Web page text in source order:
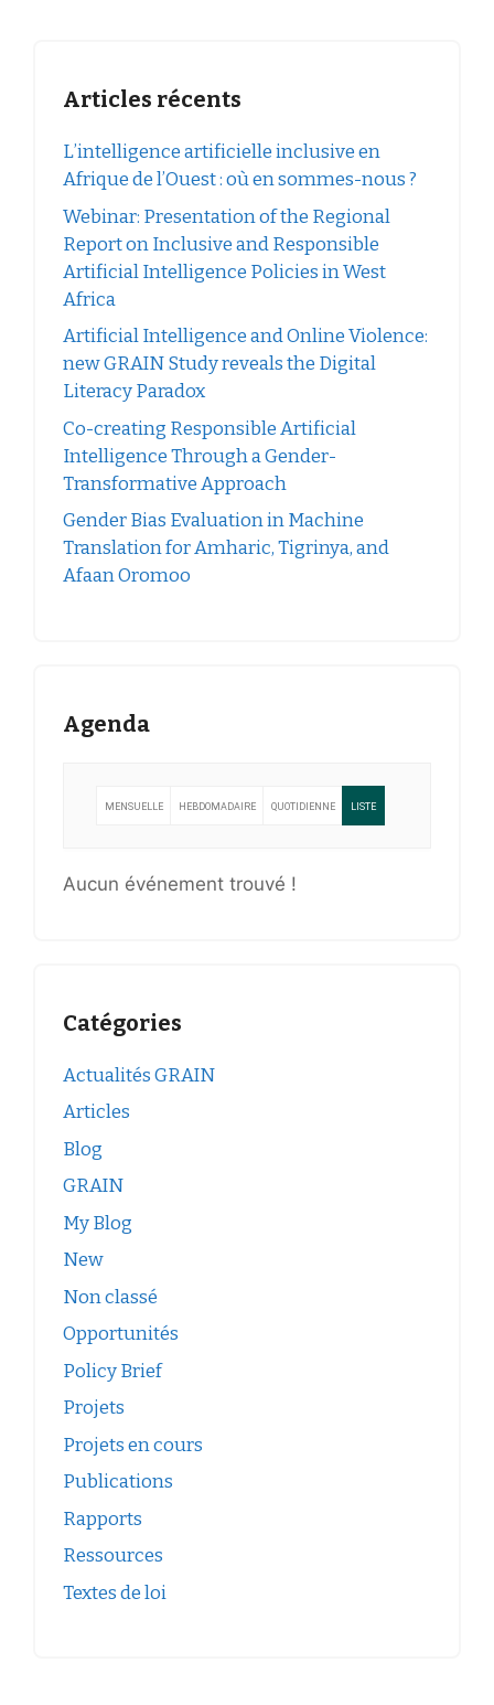
Articles récents
L’intelligence artificielle inclusive en
Afrique de l’Ouest : où en sommes-nous ?
Webinar: Presentation of the Regional
Report on Inclusive and Responsible
Artificial Intelligence Policies in West
Africa
Artificial Intelligence and Online Violence:
new GRAIN Study reveals the Digital
Literacy Paradox
Co-creating Responsible Artificial
Intelligence Through a Gender-
Transformative Approach
Gender Bias Evaluation in Machine
Translation for Amharic, Tigrinya, and
Afaan Oromoo
Agenda
MENSUELLE HEBDOMADAIRE QUOTIDIENNE LISTE
Aucun événement trouvé !
Catégories
Actualités GRAIN
Articles
Blog
GRAIN
My Blog
New
Non classé
Opportunités
Policy Brief
Projets
Projets en cours
Publications
Rapports
Ressources
Textes de loi